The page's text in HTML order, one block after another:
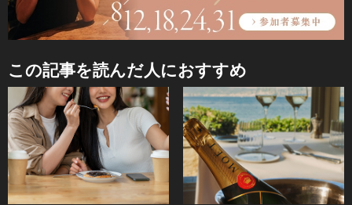
この記事を読んだ人におすすめ